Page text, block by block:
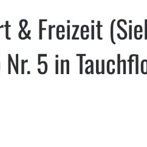
& Freizeit
5 in